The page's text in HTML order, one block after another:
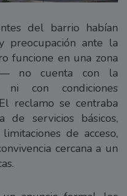
del barrio habían
preocupación ante la
funcione en una zona
no cuenta con la
ni con condiciones
reclamo se centraba
de servicios básicos,
de acceso,
cercana a un